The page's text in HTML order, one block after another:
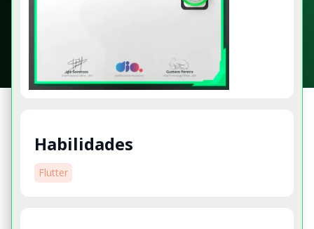
Habilidades
Flutter